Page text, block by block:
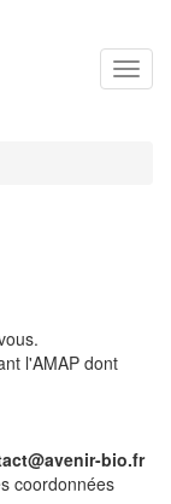
l'AMAP dont
bio.fr
coordonnées